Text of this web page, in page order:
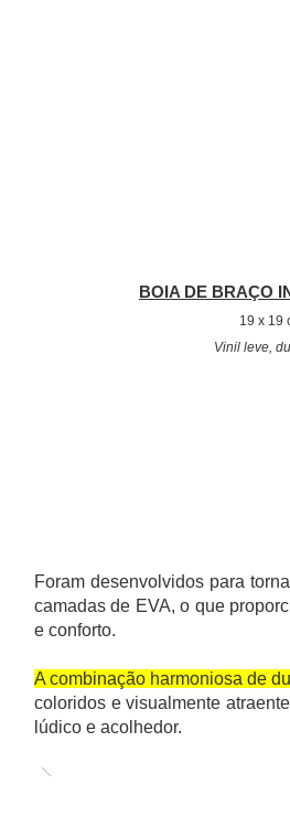
BOIA DE BRAÇO
19 x 19
Vinil leve,
Foram desenvolvidos para
camadas de EVA, o que
e conforto.
A combinação harmoniosa de
coloridos e visualmente
lúdico e acolhedor.